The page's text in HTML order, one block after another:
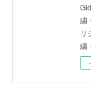
繍
リ
繍